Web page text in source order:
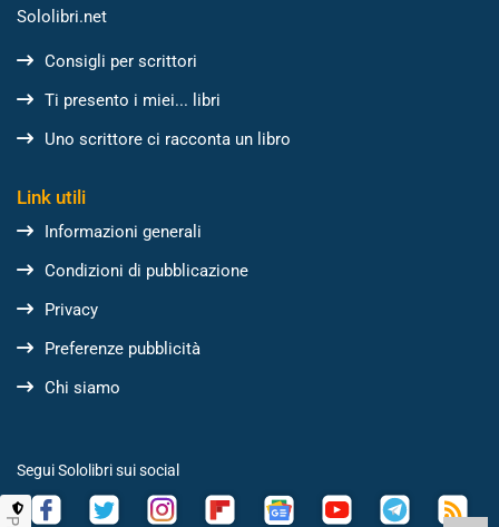
Sololibri.net
Consigli per scrittori
Ti presento i miei... libri
Uno scrittore ci racconta un libro
Link utili
Informazioni generali
Condizioni di pubblicazione
Privacy
Preferenze pubblicità
Chi siamo
Segui Sololibri sui social